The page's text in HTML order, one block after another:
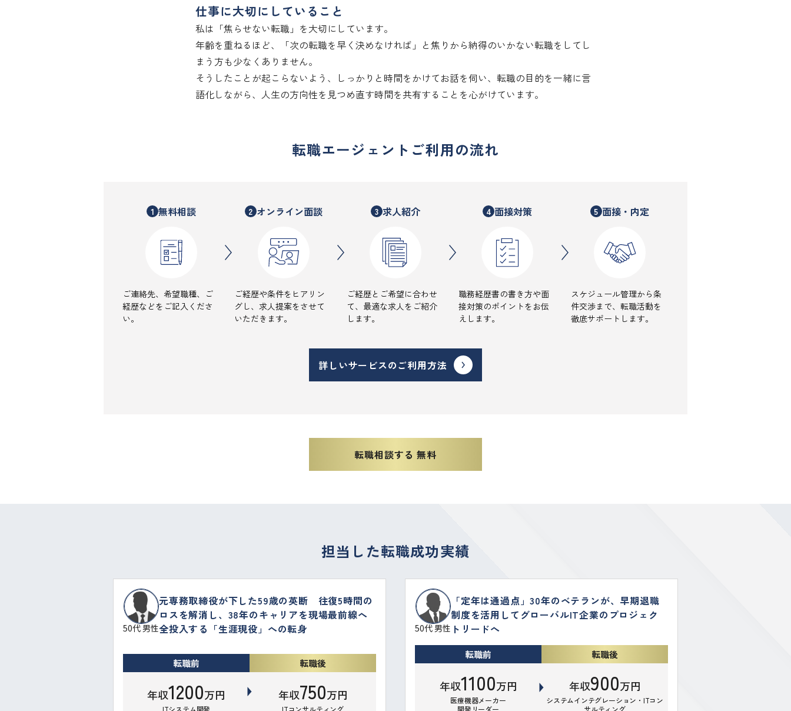
仕事に大切にしていること
私は「焦らせない転職」を大切にしています。
年齢を重ねるほど、「次の転職を早く決めなければ」と焦りから納得のいかない転職をしてし
まう方も少なくありません。
そうしたことが起こらないよう、しっかりと時間をかけてお話を伺い、転職の目的を一緒に言
語化しながら、人生の方向性を見つめ直す時間を共有することを心がけています。
転職エージェントご利用の流れ
1 無料相談
ご連絡先、希望職種、ご
経歴などをご記入くださ
い。
2 オンライン面談
ご経歴や条件をヒアリン
グし、求人提案をさせて
いただきます。
3 求人紹介
ご経歴とご希望に合わせ
て、最適な求人をご紹介
します。
4 面接対策
職務経歴書の書き方や面
接対策のポイントをお伝
えします。
5 面接・内定
スケジュール管理から条
件交渉まで、転職活動を
徹底サポートします。
詳しいサービスのご利用方法
転職相談する 無料
担当した転職成功実績
50代 男性
元専務取締役が下した59歳の英断 往復5時間の
ロスを解消し、38年のキャリアを現場最前線へ
全投入する「生涯現役」への転身
転職前
年収1200万円
ITシステム開発
転職後
年収750万円
ITコンサルティング
50代 男性
「定年は通過点」30年のベテランが、早期退職
制度を活用してグローバルIT企業のプロジェク
トリードへ
転職前
年収1100万円
医療機器メーカー
開発リーダー
転職後
年収900万円
システムインテグレーション・ITコン
サルティング